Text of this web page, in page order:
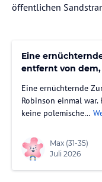
öffentlichen
Eine
entfernt von dem,
Eine ernüchternde
Robinson einmal war. Katastrophal ist in diesem Fall leider
keine polemische…
Max (31-35)
Juli 2026